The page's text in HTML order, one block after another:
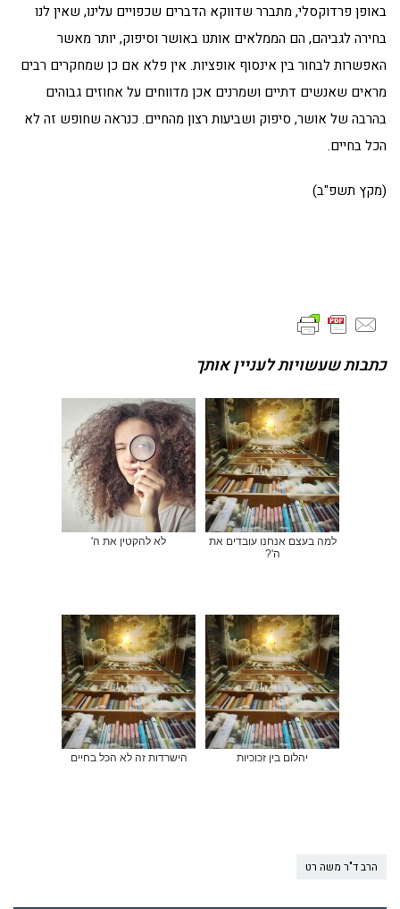
באופן פרדוקסלי, מתברר שדווקא הדברים שכפויים עלינו, שאין לנו
בחירה לגביהם, הם הממלאים אותנו באושר וסיפוק, יותר מאשר
האפשרות לבחור בין אינסוף אופציות. אין פלא אם כן שמחקרים רבים
מראים שאנשים דתיים ושמרנים אכן מדווחים על אחוזים גבוהים
בהרבה של אושר, סיפוק ושביעות רצון מהחיים. כנראה שחופש זה לא
הכל בחיים.
(מקץ תשפ"ב)
כתבות שעשויות לעניין אותך
למה בעצם אנחנו עובדים את
ה'?
לא להקטין את ה'
יהלום בין זכוכיות הישרדות זה לא הכל בחיים
הרב ד"ר משה רט